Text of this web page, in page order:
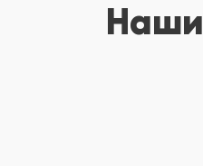
Наши